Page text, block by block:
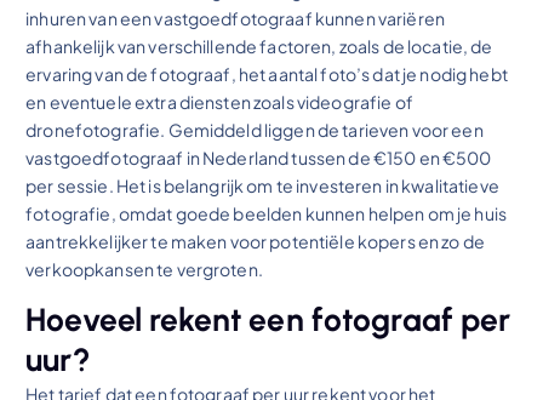
inhuren van een vastgoedfotograaf kunnen variëren
afhankelijk van verschillende factoren, zoals de locatie, de
ervaring van de fotograaf, het aantal foto’s dat je nodig hebt
en eventuele extra diensten zoals videografie of
dronefotografie. Gemiddeld liggen de tarieven voor een
vastgoedfotograaf in Nederland tussen de €150 en €500
per sessie. Het is belangrijk om te investeren in kwalitatieve
fotografie, omdat goede beelden kunnen helpen om je huis
aantrekkelijker te maken voor potentiële kopers en zo de
verkoopkansen te vergroten.
Hoeveel rekent een fotograaf per
uur?
Het tarief dat een fotograaf per uur rekent voor het